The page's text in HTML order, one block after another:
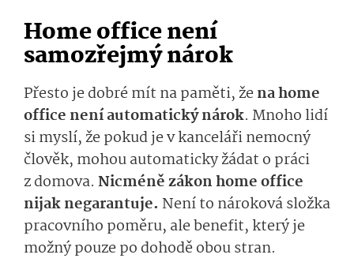
Home office není
samozřejmý nárok
Přesto je dobré mít na paměti, žena home
office není automatický nárok. Mnoho lidí
si myslí, že pokud je v kanceláři nemocný
člověk, mohou automaticky žádat o práci
z domova. Nicméně zákon home office
nijak negarantuje. Není to nároková složka
pracovního poměru, ale benefit, který je
možný pouze po dohodě obou stran.